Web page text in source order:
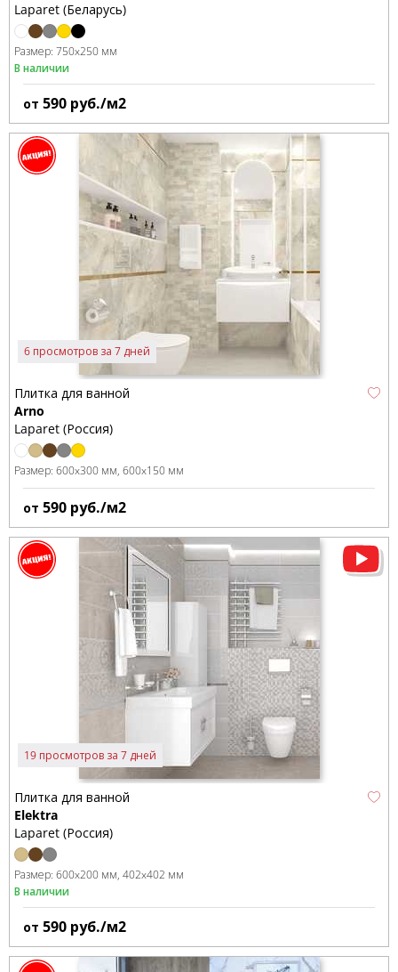
Laparet (Беларусь)
Размер: 750x250 мм
В наличии
от 590 руб./м2
6 просмотров за 7 дней
Плитка для ванной
Arno
Laparet (Россия)
Размер: 600x300 мм 600x150 мм
от 590 руб./м2
19 просмотров за 7 дней
Плитка для ванной
Elektra
Laparet (Россия)
Размер: 600x200 мм 402x402 мм
В наличии
от 590 руб./м2